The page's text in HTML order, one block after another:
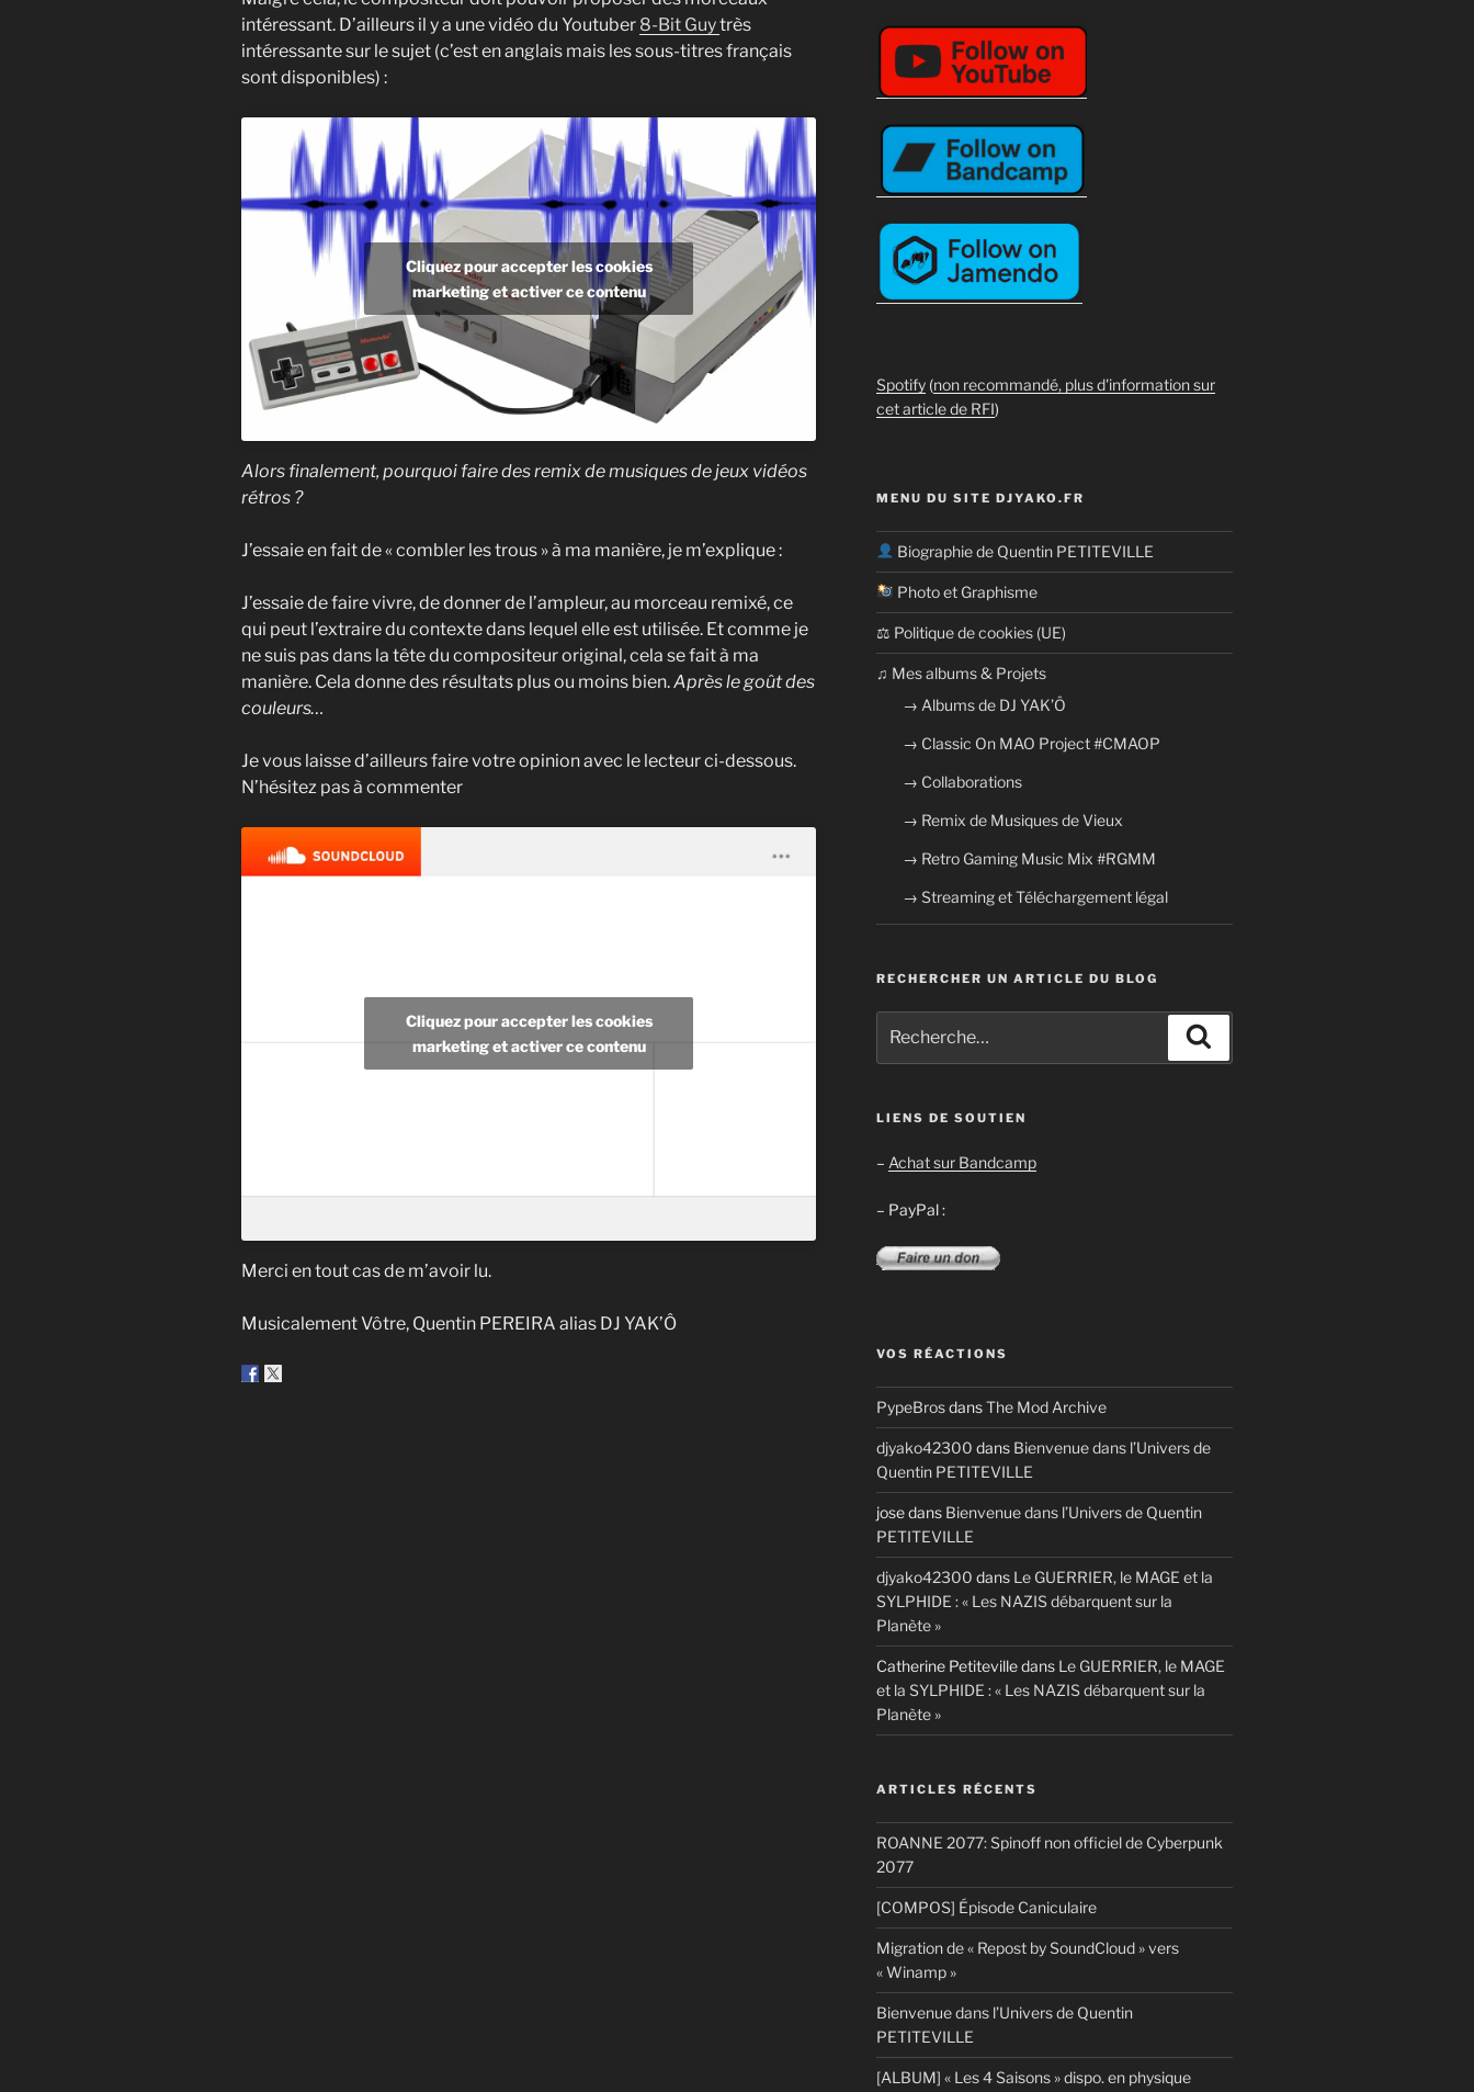
intéressant. D’ailleurs il y a une vidéo du Youtuber 8-Bit Guytrès
intéressante sur le sujet (c’est en anglais mais les sous-titres français
sont disponibles) :
Cliquez pour accepter les cookies
marketing et activer ce contenu
Alors finalement, pourquoi faire des remix de musiques de jeux vidéos
rétros ?
J’essaie en fait de « combler les trous » à ma manière, je m’explique :
J’essaie de faire vivre, de donner de l’ampleur, au morceau remixé, ce
qui peut l’extraire du contexte dans lequel elle est utilisée. Et comme je
ne suis pas dans la tête du compositeur original, cela se fait à ma
manière. Cela donne des résultats plus ou moins bien.Après le goût des
couleurs…
Je vous laisse d’ailleurs faire votre opinion avec le lecteur ci-dessous.
N’hésitez pas à commenter
Cliquez pour accepter les cookies
marketing et activer ce contenu
Merci en tout cas de m’avoir lu.
Musicalement Vôtre, Quentin PEREIRA alias DJ YAK’Ô
Spotify(non recommandé, plus d'information sur
cet article de RFI)
MENU DU SITE DJYAKO.FR
Biographie de Quentin PETITEVILLE
Photo et Graphisme
⚖ Politique de cookies (UE)
​​♫ Mes albums & Projets
→ Albums de DJ YAK’Ô
→ Classic On MAO Project #CMAOP
→ Collaborations
→ Remix de Musiques de Vieux
→ Retro Gaming Music Mix #RGMM
→ Streaming et Téléchargement légal
RECHERCHER UN ARTICLE DU BLOG
pour
:
LIENS DE SOUTIEN
– Achat sur Bandcamp
– PayPal :
VOS RÉACTIONS
PypeBrosdansThe Mod Archive
djyako42300 dans Bienvenue dans l’Univers de
Quentin PETITEVILLE
josedans Bienvenue dans l’Univers de Quentin
PETITEVILLE
djyako42300 dans Le GUERRIER, le MAGE et la
SYLPHIDE : « Les NAZIS débarquent sur la
Planète »
Catherine Petitevilledans Le GUERRIER, le MAGE
et la SYLPHIDE : « Les NAZIS débarquent sur la
Planète »
ARTICLES RÉCENTS
ROANNE 2077: Spinoff non officiel de Cyberpunk
2077
[COMPOS] Épisode Caniculaire
Migration de « Repost by SoundCloud » vers
« Winamp »
Bienvenue dans l’Univers de Quentin
PETITEVILLE
[ALBUM] « Les 4 Saisons » dispo. en physique